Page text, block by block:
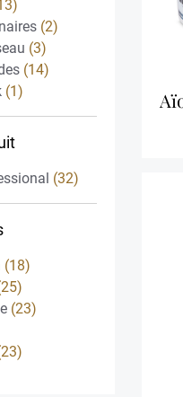
(2)
(3)
(14)
(1)
(32)
(18)
(23)